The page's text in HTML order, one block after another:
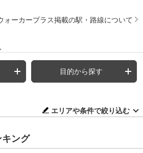
ォーカープラス掲載の駅・路線について
目的から探す
エリアや条件で絞り込む
ング